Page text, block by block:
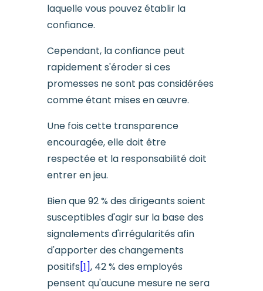
laquelle vous pouvez établir la
confiance.
Cependant, la confiance peut
rapidement s'éroder si ces
promesses ne sont pas considérées
comme étant mises en œuvre.
Une fois cette transparence
encouragée, elle doit être
respectée et la responsabilité doit
entrer en jeu.
Bien que 92 % des dirigeants soient
susceptibles d'agir sur la base des
signalements d'irrégularités afin
d'apporter des changements
positifs[1], 42 % des employés
pensent qu'aucune mesure ne sera